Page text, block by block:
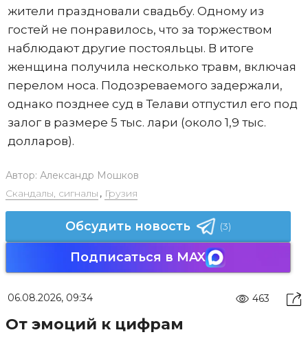
жители праздновали свадьбу. Одному из
гостей не понравилось, что за торжеством
наблюдают другие постояльцы. В итоге
женщина получила несколько травм, включая
перелом носа. Подозреваемого задержали,
однако позднее суд в Телави отпустил его под
залог в размере 5 тыс. лари (около 1,9 тыс.
долларов).
Автор: Александр Мошков
Скандалы, сигналы , Грузия
Обсудить новость (3)
Подписаться в MAX
06.08.2026, 09:34 463
От эмоций к цифрам